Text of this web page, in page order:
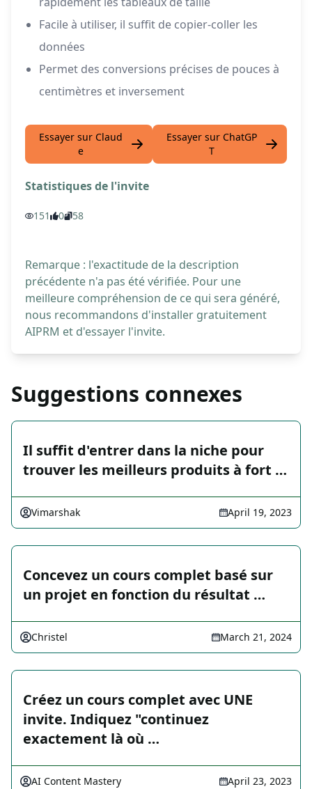
Facile à utiliser, il suffit de copier-coller les
données
Permet des conversions précises de pouces à
centimètres et inversement
Essayer sur Claud
e
Essayer sur ChatGP
T
Statistiques de l'invite
151 0 58
Remarque : l'exactitude de la description
précédente n'a pas été vérifiée. Pour une
meilleure compréhension de ce qui sera généré,
nous recommandons d'installer gratuitement
AIPRM et d'essayer l'invite.
Suggestions connexes
Il suffit d'entrer dans la niche pour
trouver les meilleurs produits à fort …
Vimarshak April 19, 2023
Concevez un cours complet basé sur
un projet en fonction du résultat …
Christel March 21, 2024
Créez un cours complet avec UNE
invite. Indiquez "continuez
exactement là où …
AI Content Mastery April 23, 2023